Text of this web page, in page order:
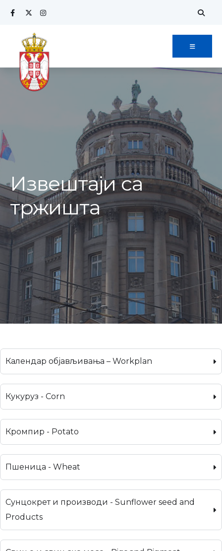
Извештаји са
тржишта
Календар објављивања – Workplan
Кукуруз - Corn
Кромпир - Potato
Пшеница - Wheat
Сунцокрет и производи - Sunflower seed and
Products